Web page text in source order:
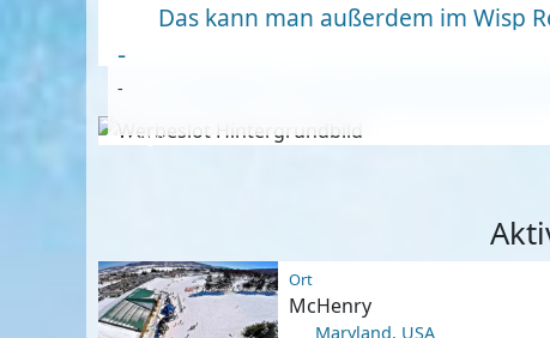
Das kann man außerdem im Wisp
Anzeige
-
-
Ort
McHenry
Maryland, USA